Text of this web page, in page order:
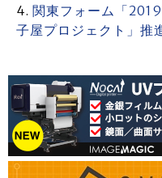
関東フォーム「
子屋プロジェクト」推